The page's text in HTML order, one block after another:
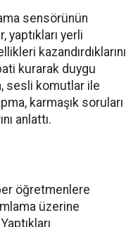
sensörünün
yaptıkları yerli
kazandırdıklarını
kurarak duygu
sesli komutlar ile
karmaşık soruları
anlattı.
öğretmenlere
üzerine